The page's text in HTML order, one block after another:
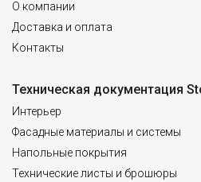
О компании
Доставка и оплата
Контакты
Техническая документация
Интерьер
Фасадные материалы и системы
Напольные покрытия
Технические листы и брошюры